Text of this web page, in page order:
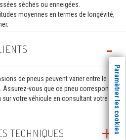
sèches ou enneigées.
moyennes en termes de longévité,
de pneus peuvent varier entre le
Assurez-vous que ce pneu correspond
sur votre véhicule en consultant votre
TECHNIQUES Paramètrer les cookies